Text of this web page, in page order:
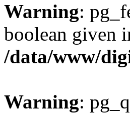
Warning:
boolean given
/data/www/
Warning: